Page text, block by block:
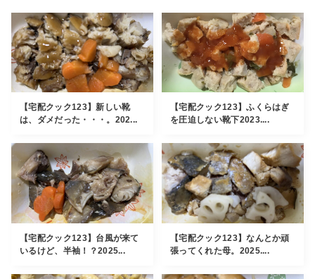
【宅配クック123】新しい靴
は、ダメだった・・・。202...
【宅配クック123】ふくらはぎ
を圧迫しない靴下2023....
【宅配クック123】台風が来て
いるけど、半袖！？2025...
【宅配クック123】なんとか頑
張ってくれた母。2025....